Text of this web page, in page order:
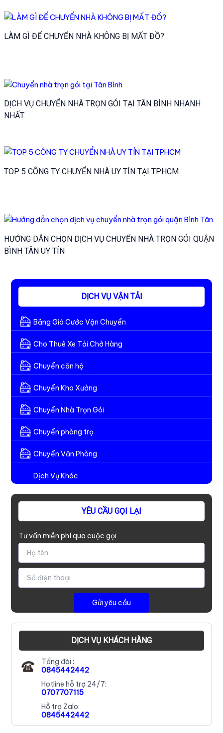
LÀM GÌ ĐỂ CHUYỂN NHÀ KHÔNG BỊ MẤT ĐỒ?
DỊCH VỤ CHUYỂN NHÀ TRỌN GÓI TẠI TÂN BÌNH NHANH
NHẤT
TOP 5 CÔNG TY CHUYỂN NHÀ UY TÍN TẠI TPHCM
HƯỚNG DẪN CHỌN DỊCH VỤ CHUYỂN NHÀ TRỌN GÓI QUẬN
BÌNH TÂN UY TÍN
DỊCH VỤ VẬN TẢI
Bảng Giá Cước Vận Chuyển
Cho Thuê Xe Tải Chở Hàng
Chuyển căn hộ
Chuyển Kho Xưởng
Chuyển Nhà Trọn Gói
Chuyển phòng trọ
Chuyển Văn Phòng
Dịch Vụ Khác
YÊU CẦU GỌI LẠI
Tư vấn miễn phí qua cuộc gọi
DỊCH VỤ KHÁCH HÀNG
Tổng đài :
0845442442
Hotline hỗ trợ 24/7:
0707707115
Hỗ trợ Zalo:
0845442442